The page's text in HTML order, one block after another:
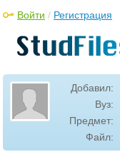
Войти / Регистрация
Добавил:
Вуз:
Предмет:
Файл: